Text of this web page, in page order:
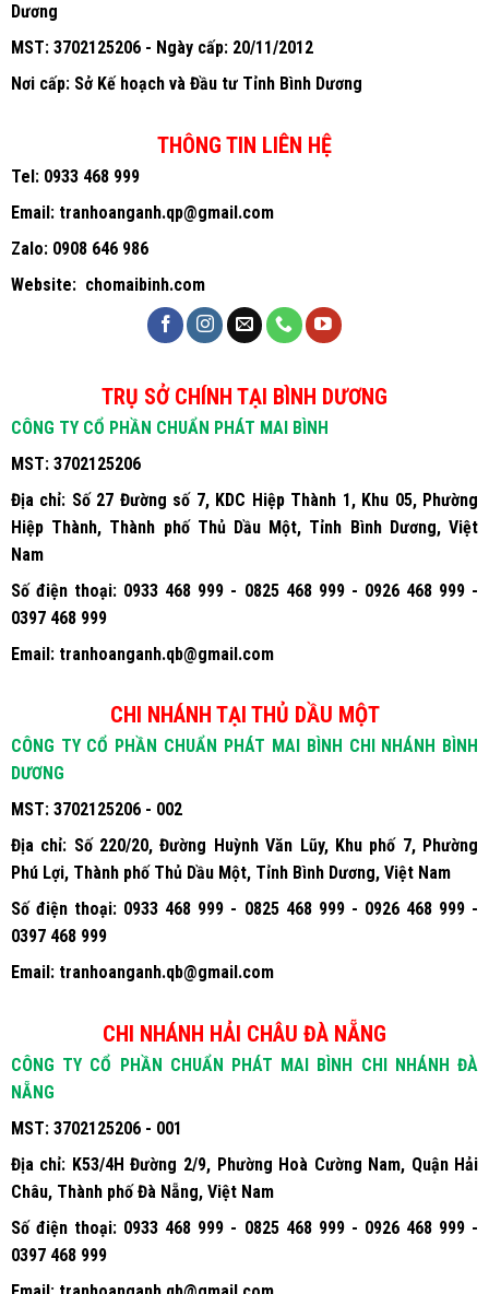
Dương
MST: 3702125206 - Ngày cấp: 20/11/2012
Nơi cấp: Sở Kế hoạch và Đầu tư Tỉnh Bình Dương
THÔNG TIN LIÊN HỆ
Tel:0933 468 999
Email:tranhoanganh.qp@gmail.com
Zalo:0908 646 986
Website: chomaibinh.com
TRỤ SỞ CHÍNH TẠI BÌNH DƯƠNG
CÔNG TY CỔ PHẦN CHUẨN PHÁT MAI BÌNH
MST:3702125206
Địa chỉ: Số 27 Đường số 7, KDC Hiệp Thành 1, Khu 05, Phường
Hiệp Thành, Thành phố Thủ Dầu Một, Tỉnh Bình Dương, Việt
Nam
Số điện thoại: 0933 468 999 - 0825 468 999 - 0926 468 999 -
0397 468 999
Email:tranhoanganh.qb@gmail.com
CHI NHÁNH TẠI THỦ DẦU MỘT
CÔNG TY CỔ PHẦN CHUẨN PHÁT MAI BÌNH CHI NHÁNH BÌNH
DƯƠNG
MST:3702125206 - 002
Địa chỉ: Số 220/20, Đường Huỳnh Văn Lũy, Khu phố 7, Phường
Phú Lợi, Thành phố Thủ Dầu Một, Tỉnh Bình Dương, Việt Nam
Số điện thoại: 0933 468 999 - 0825 468 999 - 0926 468 999 -
0397 468 999
Email:tranhoanganh.qb@gmail.com
CHI NHÁNH HẢI CHÂU ĐÀ NẴNG
CÔNG TY CỔ PHẦN CHUẨN PHÁT MAI BÌNH CHI NHÁNH ĐÀ
NẴNG
MST:3702125206 - 001
Địa chỉ: K53/4H Đường 2/9, Phường Hoà Cường Nam, Quận Hải
Châu, Thành phố Đà Nẵng, Việt Nam
Số điện thoại: 0933 468 999 - 0825 468 999 - 0926 468 999 -
0397 468 999